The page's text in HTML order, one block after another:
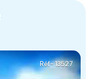
Réf- 13527